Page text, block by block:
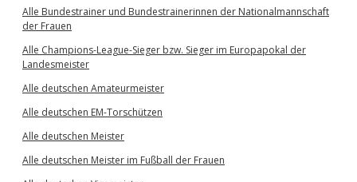
Alle Bundestrainer und Bundestrainerinnen der Nationalmannschaft
der Frauen
Alle Champions-League-Sieger bzw. Sieger im Europapokal der
Landesmeister
Alle deutschen Amateurmeister
Alle deutschen EM-Torschützen
Alle deutschen Meister
Alle deutschen Meister im Fußball der Frauen